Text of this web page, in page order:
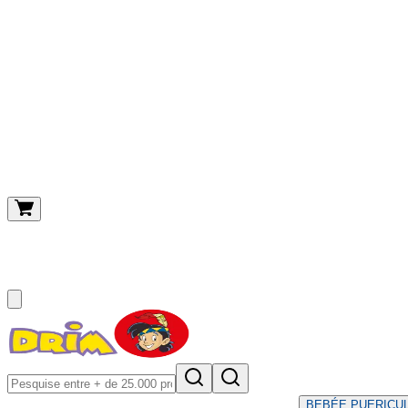
BEBÉE